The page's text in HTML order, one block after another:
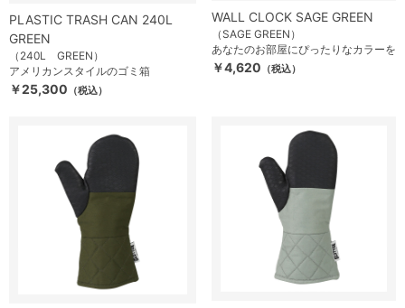
PLASTIC TRASH CAN 240L
GREEN
（240L GREEN）
アメリカンスタイルのゴミ箱
￥25,300 （税込）
WALL CLOCK SAGE GREEN
（SAGE GREEN）
あなたのお部屋にぴったりなカラーを
￥4,620 （税込）